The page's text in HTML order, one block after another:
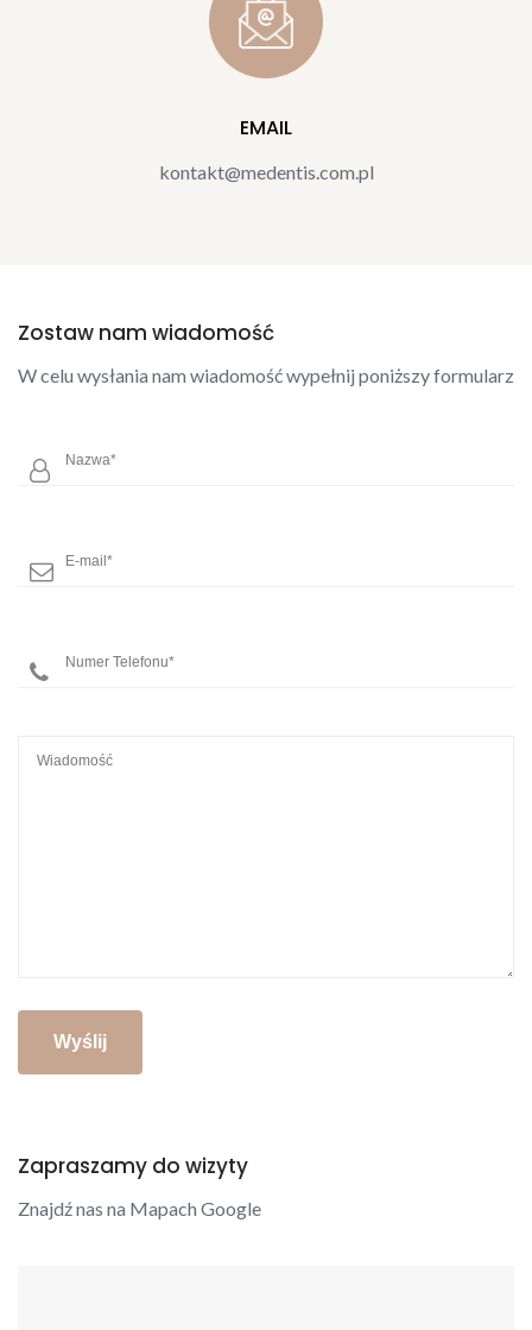
EMAIL
kontakt@medentis.com.pl
Zostaw nam wiadomość
W celu wysłania nam wiadomość wypełnij poniższy formularz
Zapraszamy do wizyty
Znajdź nas na Mapach Google